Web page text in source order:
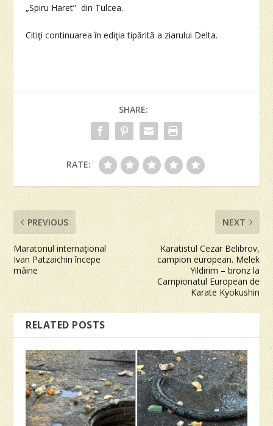
„Spiru Haret” din Tulcea.
Citiţi continuarea în ediţia tipărită a ziarului Delta.
SHARE:
RATE:
PREVIOUS
Maratonul internaţional
Ivan Patzaichin începe
mâine
NEXT
Karatistul Cezar Belibrov,
campion european. Melek
Yildirim – bronz la
Campionatul European de
Karate Kyokushin
RELATED POSTS